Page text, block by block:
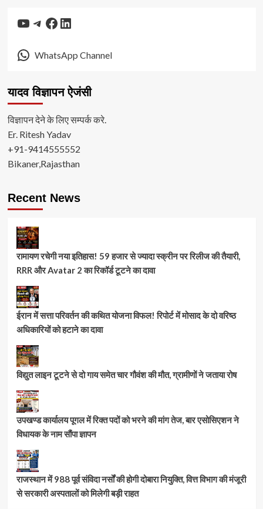
YouTube
Telegram
Facebook
LinkedIn
WhatsApp Channel
यादव विज्ञापन ऐजंसी
विज्ञापन देने के लिए सम्पर्क करे.
Er. Ritesh Yadav
+91-9414555552
Bikaner,Rajasthan
Recent News
रामायण रचेगी नया इतिहास! 59 हजार से ज्यादा स्क्रीन पर रिलीज की तैयारी,
RRR और Avatar 2 का रिकॉर्ड टूटने का दावा
ईरान में सत्ता परिवर्तन की कथित योजना विफल! रिपोर्ट में मोसाद के दो वरिष्ठ
अधिकारियों को हटाने का दावा
विद्युत लाइन टूटने से दो गाय समेत चार गौवंश की मौत, ग्रामीणों ने जताया रोष
उपखण्ड कार्यालय पूगल में रिक्त पदों को भरने की मांग तेज, बार एसोसिएशन ने
विधायक के नाम सौंपा ज्ञापन
राजस्थान में 988 पूर्व संविदा नर्सों की होगी दोबारा नियुक्ति, वित्त विभाग की मंजूरी
से सरकारी अस्पतालों को मिलेगी बड़ी राहत